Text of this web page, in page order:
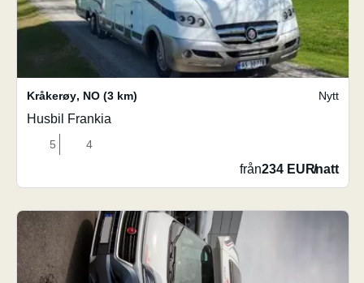
Kråkerøy, NO (3 km) Nytt
Husbil Frankia
5 4
från234 EUR/natt